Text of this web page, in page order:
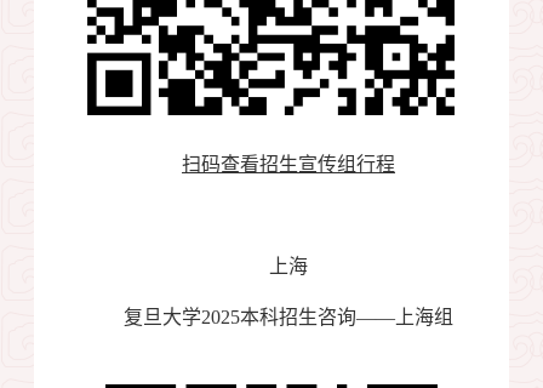
扫码查看招生宣传组行程
上海
复旦大学2025本科招生咨询——上海组